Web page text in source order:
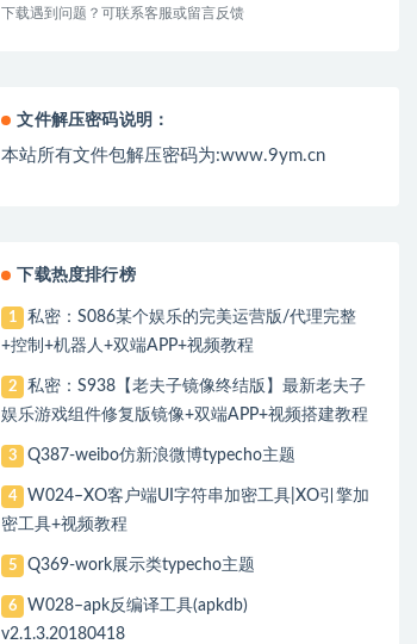
下载遇到问题？可联系客服或留言反馈
文件解压密码说明：
本站所有文件包解压密码为:www.9ym.cn
下载热度排行榜
1
私密：S086某个娱乐的完美运营版/代理完整
+控制+机器人+双端APP+视频教程
2
私密：S938【老夫子镜像终结版】最新老夫子
娱乐游戏组件修复版镜像+双端APP+视频搭建教程
3 Q387-weibo仿新浪微博typecho主题
4
W024–XO客户端UI字符串加密工具|XO引擎加
密工具+视频教程
5 Q369-work展示类typecho主题
6
W028–apk反编译工具(apkdb)
v2.1.3.20180418